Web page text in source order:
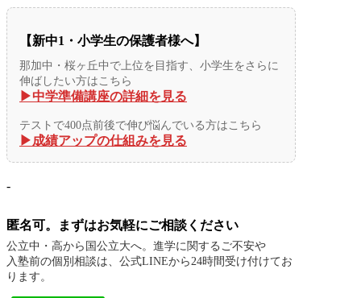
【新中1・小学生の保護者様へ】
那加中・桜ヶ丘中で上位を目指す、小学生をさらに
伸ばしたい方はこちら
▶︎中学準備講座の詳細を見る
テストで400点前後で伸び悩んでいる方はこちら
▶︎成績アップの仕組みを見る
-
匿名可。まずはお気軽にご相談ください
公立中・高から国公立大へ。進学に関するご不安や
入塾前の個別相談は、公式LINEから24時間受け付けてお
ります。